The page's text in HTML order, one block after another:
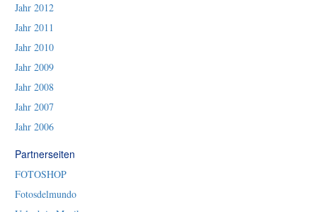
Jahr 2012
Jahr 2011
Jahr 2010
Jahr 2009
Jahr 2008
Jahr 2007
Jahr 2006
Partnerseiten
FOTOSHOP
Fotosdelmundo